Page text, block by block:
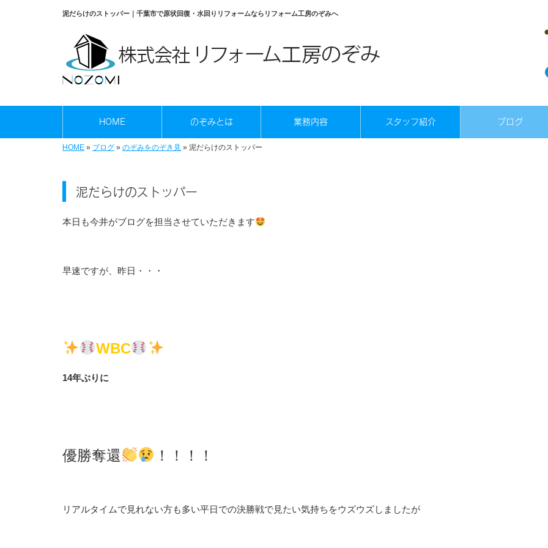
泥だらけのストッパー｜千葉市で原状回復・水回りリフォームならリフォーム工房のぞみへ
HOME のぞみとは 業務内容 スタッフ紹介 ブログ
HOME » ブログ » のぞみをのぞき見 » 泥だらけのストッパー
泥だらけのストッパー
本日も今井がブログを担当させていただきます
早速ですが、昨日・・・
WBC
14年ぶりに
優勝奪還 ！！！！
リアルタイムで見れない方も多い平日での決勝戦で見たい気持ちをウズウズしましたが